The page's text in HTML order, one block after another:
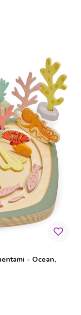
- Ocean,